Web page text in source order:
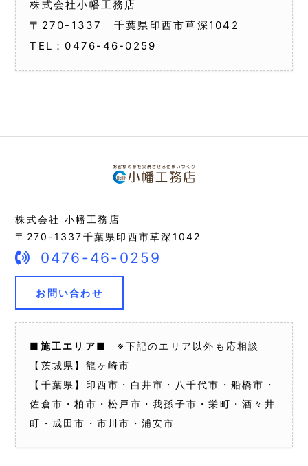
株式会社小幡工務店
〒270-1337 千葉県印西市草深1042
TEL： 0476-46-0259
株式会社 小幡工務店
〒270-1337千葉県印西市草深1042
0476-46-0259
お問い合わせ
■施工エリア■
※下記のエリア以外も応相談
【茨城県】龍ヶ崎市
【千葉県】印西市・白井市・八千代市・船橋市・
佐倉市・柏市・松戸市・我孫子市・栄町・酒々井
町・成田市・市川市・浦安市